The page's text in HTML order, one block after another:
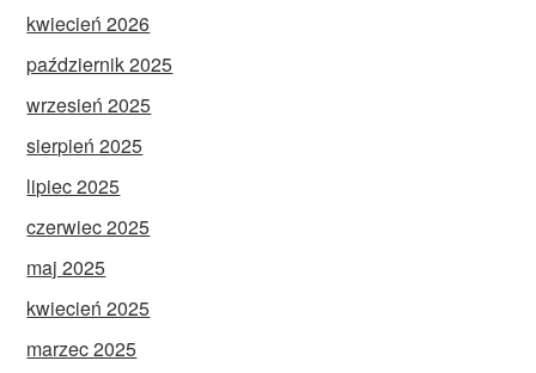
kwiecień 2026
październik 2025
wrzesień 2025
sierpień 2025
lipiec 2025
czerwiec 2025
maj 2025
kwiecień 2025
marzec 2025